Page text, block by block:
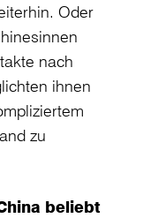
Oder
nach
ihnen
zu
beliebt